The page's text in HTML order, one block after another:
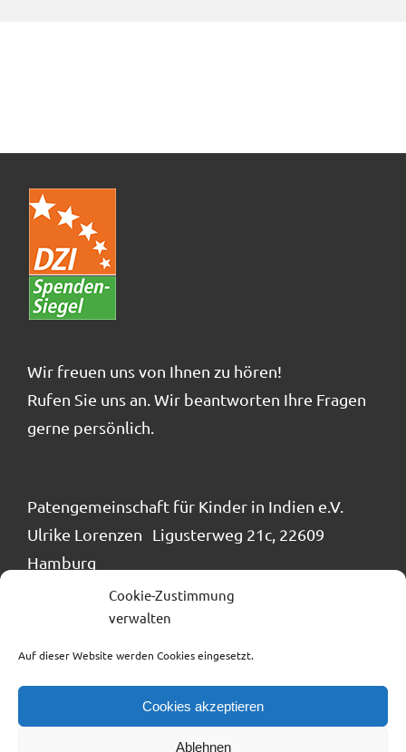
Cookie-Zustimmung
verwalten
Auf dieser Website werden Cookies eingesetzt.
Cookies akzeptieren
Ablehnen
Wir freuen uns von Ihnen zu hören!
Rufen Sie uns an. Wir beantworten Ihre Fragen
gerne persönlich.
Patengemeinschaft für Kinder in Indien e.V.
Ulrike Lorenzen Ligusterweg 21c, 22609
Hamburg
Tel.: 040 / 866 24 884
info@patengemeinschaft.de